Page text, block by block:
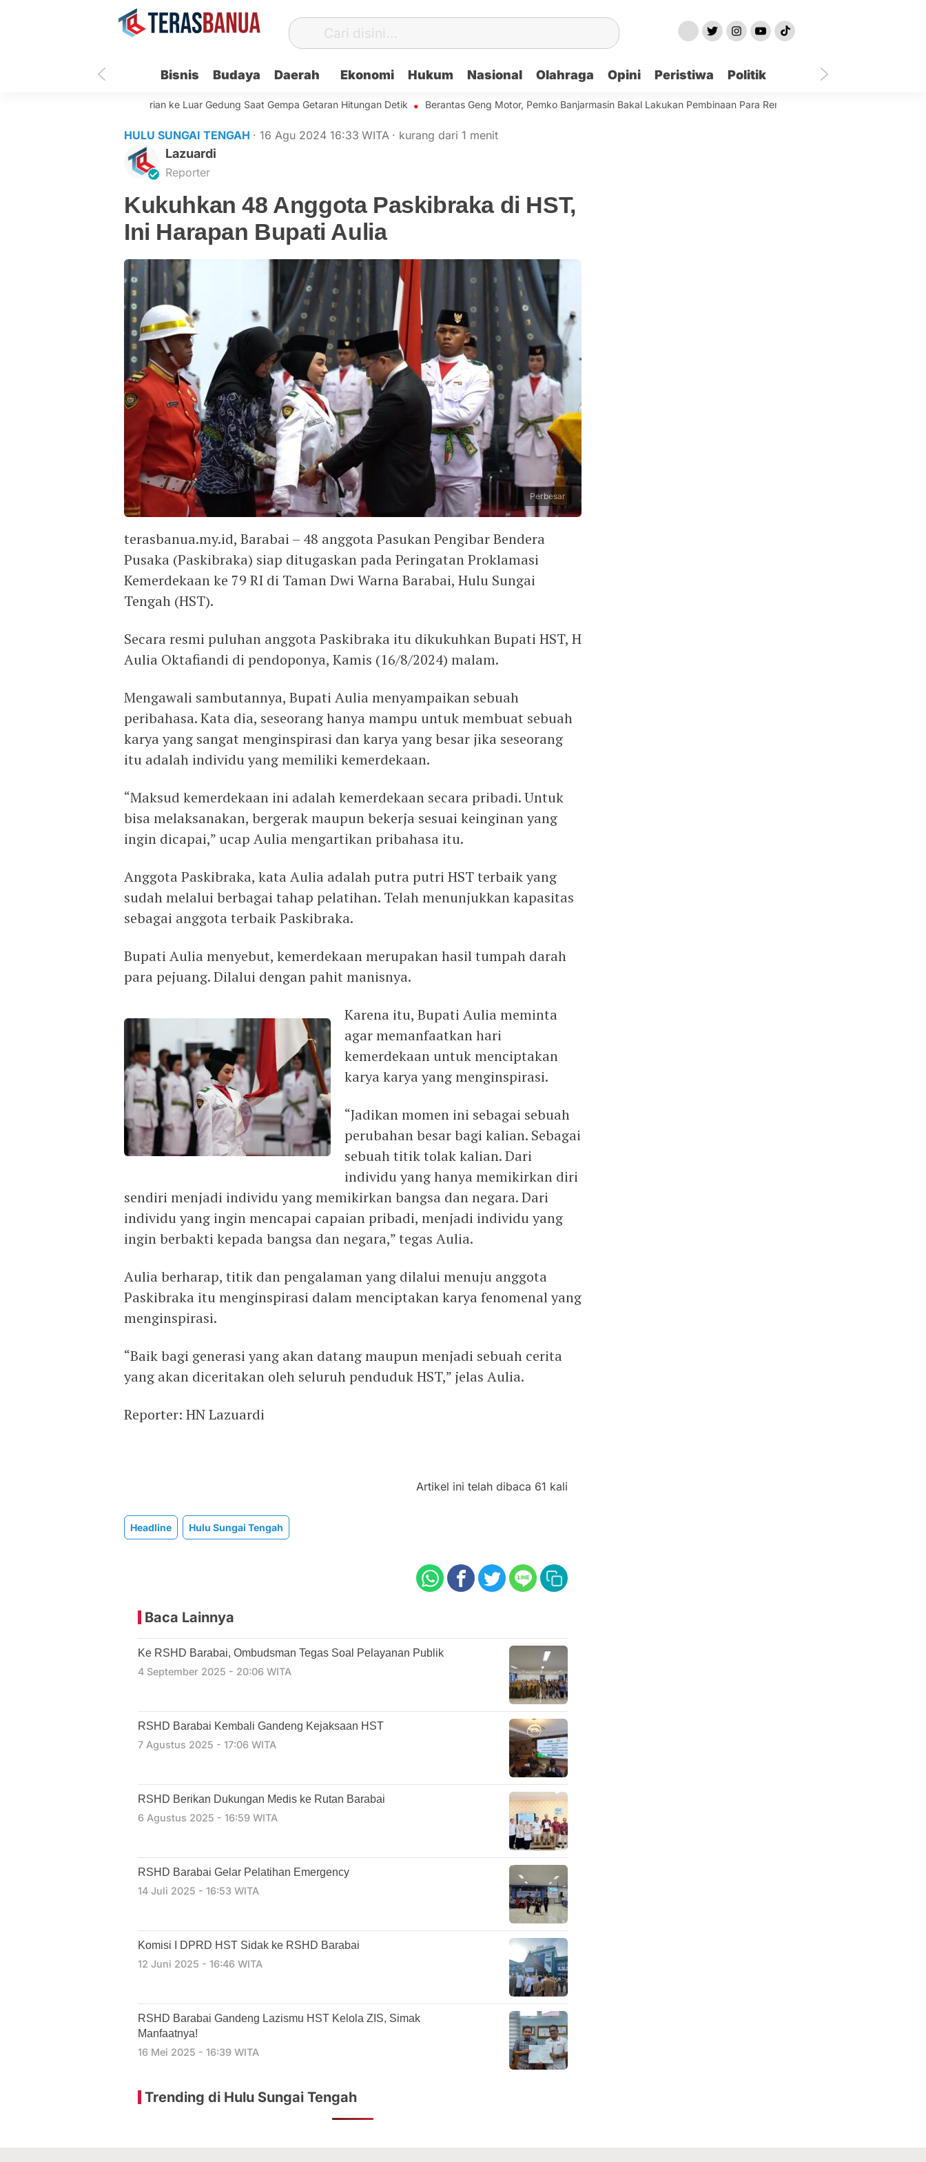
Bisnis Budaya Daerah Ekonomi Hukum Nasional Olahraga Opini Peristiwa Politik
Pemko Banjarmasin Berlarian ke Luar Gedung Saat Gempa Getaran Hitungan Detik Berantas Geng Motor, Pemko Banjarmasin Bakal Lakukan Pembinaan Para Remaja Terjaring
HULU SUNGAI TENGAH · 16 Agu 2024 16:33 WITA · kurang dari 1 menit
Lazuardi
Reporter
Kukuhkan 48 Anggota Paskibraka di HST,
Ini Harapan Bupati Aulia
Perbesar
terasbanua.my.id, Barabai – 48 anggota Pasukan Pengibar Bendera
Pusaka (Paskibraka) siap ditugaskan pada Peringatan Proklamasi
Kemerdekaan ke 79 RI di Taman Dwi Warna Barabai, Hulu Sungai
Tengah (HST).
Secara resmi puluhan anggota Paskibraka itu dikukuhkan Bupati HST, H
Aulia Oktafiandi di pendoponya, Kamis (16/8/2024) malam.
Mengawali sambutannya, Bupati Aulia menyampaikan sebuah
peribahasa. Kata dia, seseorang hanya mampu untuk membuat sebuah
karya yang sangat menginspirasi dan karya yang besar jika seseorang
itu adalah individu yang memiliki kemerdekaan.
“Maksud kemerdekaan ini adalah kemerdekaan secara pribadi. Untuk
bisa melaksanakan, bergerak maupun bekerja sesuai keinginan yang
ingin dicapai,” ucap Aulia mengartikan pribahasa itu.
Anggota Paskibraka, kata Aulia adalah putra putri HST terbaik yang
sudah melalui berbagai tahap pelatihan. Telah menunjukkan kapasitas
sebagai anggota terbaik Paskibraka.
Bupati Aulia menyebut, kemerdekaan merupakan hasil tumpah darah
para pejuang. Dilalui dengan pahit manisnya.
Karena itu, Bupati Aulia meminta
agar memanfaatkan hari
kemerdekaan untuk menciptakan
karya karya yang menginspirasi.
“Jadikan momen ini sebagai sebuah
perubahan besar bagi kalian. Sebagai
sebuah titik tolak kalian. Dari
individu yang hanya memikirkan diri
sendiri menjadi individu yang memikirkan bangsa dan negara. Dari
individu yang ingin mencapai capaian pribadi, menjadi individu yang
ingin berbakti kepada bangsa dan negara,” tegas Aulia.
Aulia berharap, titik dan pengalaman yang dilalui menuju anggota
Paskibraka itu menginspirasi dalam menciptakan karya fenomenal yang
menginspirasi.
“Baik bagi generasi yang akan datang maupun menjadi sebuah cerita
yang akan diceritakan oleh seluruh penduduk HST,” jelas Aulia.
Reporter: HN Lazuardi
Artikel ini telah dibaca 61 kali
Headline Hulu Sungai Tengah
Baca Lainnya
Ke RSHD Barabai, Ombudsman Tegas Soal Pelayanan Publik
4 September 2025 - 20:06 WITA
RSHD Barabai Kembali Gandeng Kejaksaan HST
7 Agustus 2025 - 17:06 WITA
RSHD Berikan Dukungan Medis ke Rutan Barabai
6 Agustus 2025 - 16:59 WITA
RSHD Barabai Gelar Pelatihan Emergency
14 Juli 2025 - 16:53 WITA
Komisi I DPRD HST Sidak ke RSHD Barabai
12 Juni 2025 - 16:46 WITA
RSHD Barabai Gandeng Lazismu HST Kelola ZIS, Simak
Manfaatnya!
16 Mei 2025 - 16:39 WITA
Trending di Hulu Sungai Tengah